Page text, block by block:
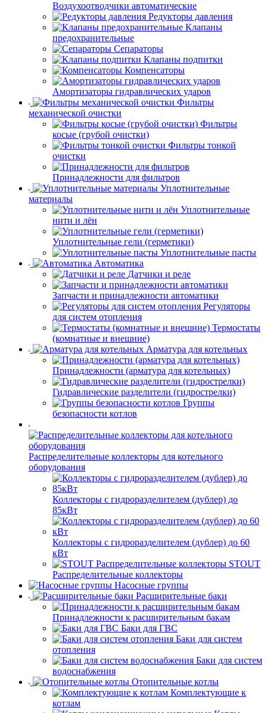
Воздухоотводчики автоматические
Редукторы давления
Клапаны
предохранительные
Сепараторы
Клапаны подпитки
Компенсаторы
Амортизаторы гидравлических ударов
Фильтры
механической очистки
Фильтры
косые (грубой очистки)
Фильтры тонкой
очистки
Принадлежности для фильтров
Уплотнительные
материалы
Уплотнительные
нити и лён
Уплотнительные гели (герметики)
Уплотнительные пасты
Автоматика
Датчики и реле
Запчасти и принадлежности автоматики
Регуляторы
для систем отопления
Термостаты
(комнатные и внешние)
Арматура для котельных
Принадлежности (арматура для котельных)
Гидравлические разделители (гидрострелки)
Группы
безопасности котлов
Распределительные коллекторы для котельного
оборудования
Коллекторы с гидроразделителем (дублер) до
85кВт
Коллекторы с гидроразделителем (дублер) до 60
кВт
STOUT
Распределительные коллекторы
Насосные группы
Расширительные баки
Принадлежности к расширительным бакам
Баки для ГВС
Баки для систем
отопления
Баки для систем
водоснабжения
Отопительные котлы
Комплектующие к
котлам